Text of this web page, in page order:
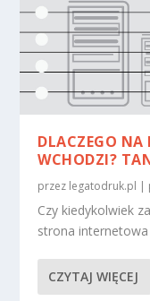
DLACZEGO
WCHODZI?
przez legatodruk.pl |
Czy kiedykolwiek
strona internetowa
CZYTAJ WIĘCEJ